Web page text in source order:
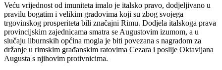
Veću vrijednost od imuniteta imalo je italsko pravo, dodjeljivano u
pravilu bogatim i velikim gradovima koji su zbog svojega
trgovinskog prosperiteta bili značajni Rimu. Dodjela italskoga prava
provincijskim zajednicama smatra se Augustovim izumom, a u
slučaju liburnskih općina mogla je biti povezana s nagradom za
držanje u rimskim građanskim ratovima Cezara i poslije Oktavijana
Augusta s njihovim protivnicima.